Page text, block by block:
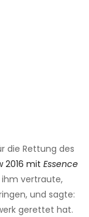
die Rettung des
2016 mit Essence
ihm vertraute,
und sagte:
gerettet hat.